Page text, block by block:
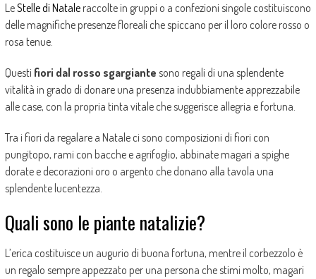
LeStelle di Nataleraccolte in gruppi o a confezioni singole costituiscono
delle magnifiche presenze floreali che spiccano per il loro colore rosso o
rosa tenue.
Questi fiori dal rosso sgargiante sono regali di una splendente
vitalità in grado di donare una presenza indubbiamente apprezzabile
alle case, con la propria tinta vitale che suggerisce allegria e fortuna.
Tra i fiori da regalare a Natale ci sono composizioni di fiori con
pungitopo, rami con bacche e agrifoglio, abbinate magari a spighe
dorate e decorazioni oro o argento che donano alla tavola una
splendente lucentezza.
Quali sono le piante natalizie?
L’erica costituisce un augurio di buona fortuna, mentre il corbezzolo è
un regalo sempre appezzato per una persona che stimi molto, magari